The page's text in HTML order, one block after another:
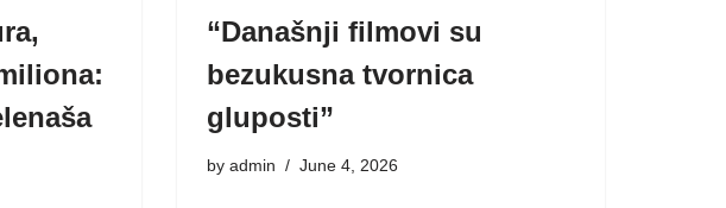
“Današnji filmovi su
bezukusna tvornica
gluposti”
by admin June 4, 2026